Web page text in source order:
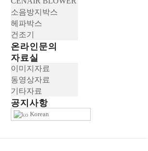
소음방지박스
헤파박스
건조기
온라인문의
자료실
이미지자료
동영상자료
기타자료
공지사항
Korean